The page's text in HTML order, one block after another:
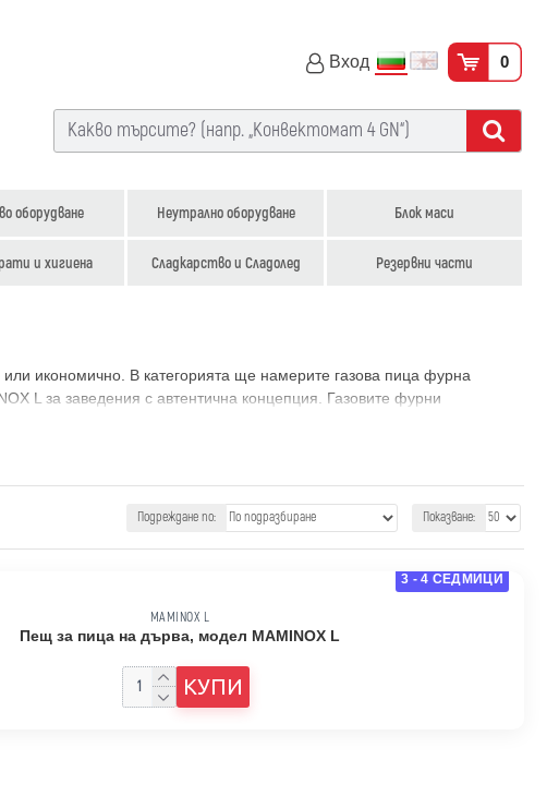
Вход 0
оборудване Неутрално оборудване Блок маси
и хигиена Сладкарство и Сладолед Резервни части
икономично. В категорията ще намерите газова пица фурна
L за заведения с автентична концепция. Газовите фурни
Подреждане по: Показване:
3 - 4 СЕДМИЦИ
MAMINOX L
Пещ за пица на дърва, модел MAMINOX L
3839.60 €
КУПИ